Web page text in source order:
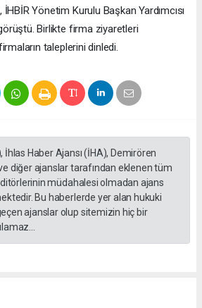
Yönetim Kurulu Başkan Yardımcısı
Birlikte firma ziyaretleri
taleplerini dinledi.
İhlas Haber Ajansı (İHA), Demirören
diğer ajanslar tarafından eklenen tüm
müdahalesi olmadan ajans
Bu haberlerde yer alan hukuki
ajanslar olup sitemizin hiç bir